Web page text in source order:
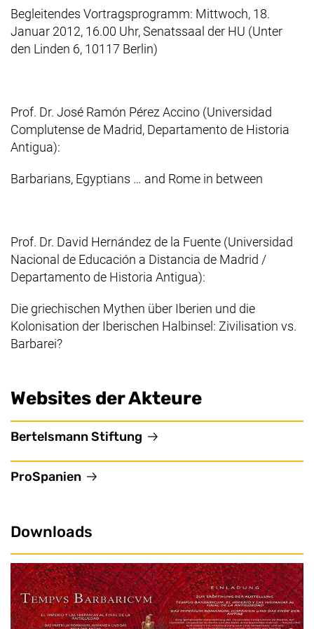
Begleitendes Vortragsprogramm: Mittwoch, 18.
Januar 2012, 16.00 Uhr, Senatssaal der HU (Unter
den Linden 6, 10117 Berlin)
Prof. Dr. José Ramón Pérez Accino (Universidad
Complutense de Madrid, Departamento de Historia
Antigua):
Barbarians, Egyptians … and Rome in between
Prof. Dr. David Hernández de la Fuente (Universidad
Nacional de Educación a Distancia de Madrid /
Departamento de Historia Antigua):
Die griechischen Mythen über Iberien und die
Kolonisation der Iberischen Halbinsel: Zivilisation vs.
Barbarei?
Websites der Akteure
Bertelsmann Stiftung (externer Link, öffnet
ProSpanien(externer Link, öffnet neues Fenster)
Downloads